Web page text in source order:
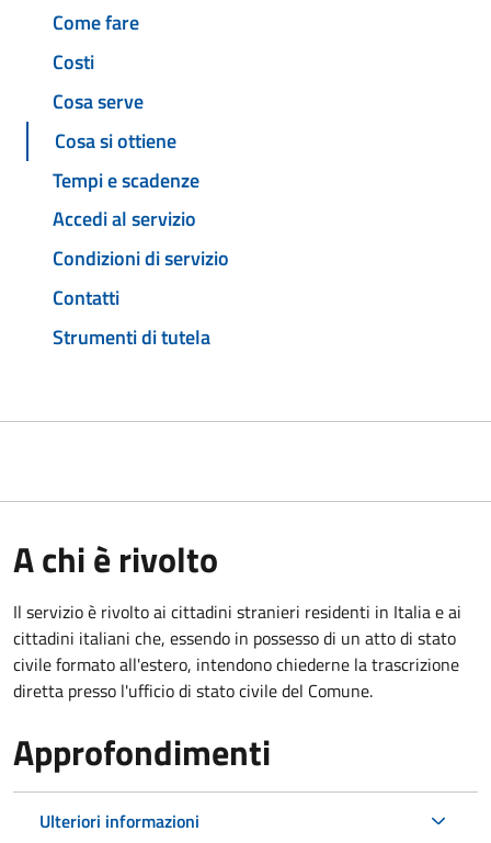
Come fare
Costi
Cosa serve
Cosa si ottiene
Tempi e scadenze
Accedi al servizio
Condizioni di servizio
Contatti
Strumenti di tutela
A chi è rivolto
Il servizio è rivolto ai cittadini stranieri residenti in Italia e ai
cittadini italiani che, essendo in possesso di un atto di stato
civile formato all'estero, intendono chiederne la trascrizione
diretta presso l'ufficio di stato civile del Comune.
Approfondimenti
Ulteriori informazioni